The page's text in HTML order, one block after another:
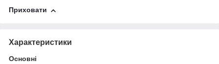
Приховати
Характеристики
Основні